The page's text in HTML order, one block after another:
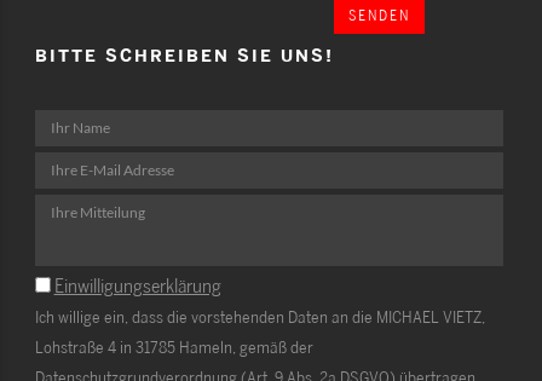
SENDEN
BITTE SCHREIBEN SIE UNS!
Einwilligungserklärung
Ich willige ein, dass die vorstehenden Daten an die MICHAEL VIETZ,
Lohstraße 4 in 31785 Hameln, gemäß der
Datenschutzgrundverordnung (Art. 9 Abs. 2a DSGVO) übertragen